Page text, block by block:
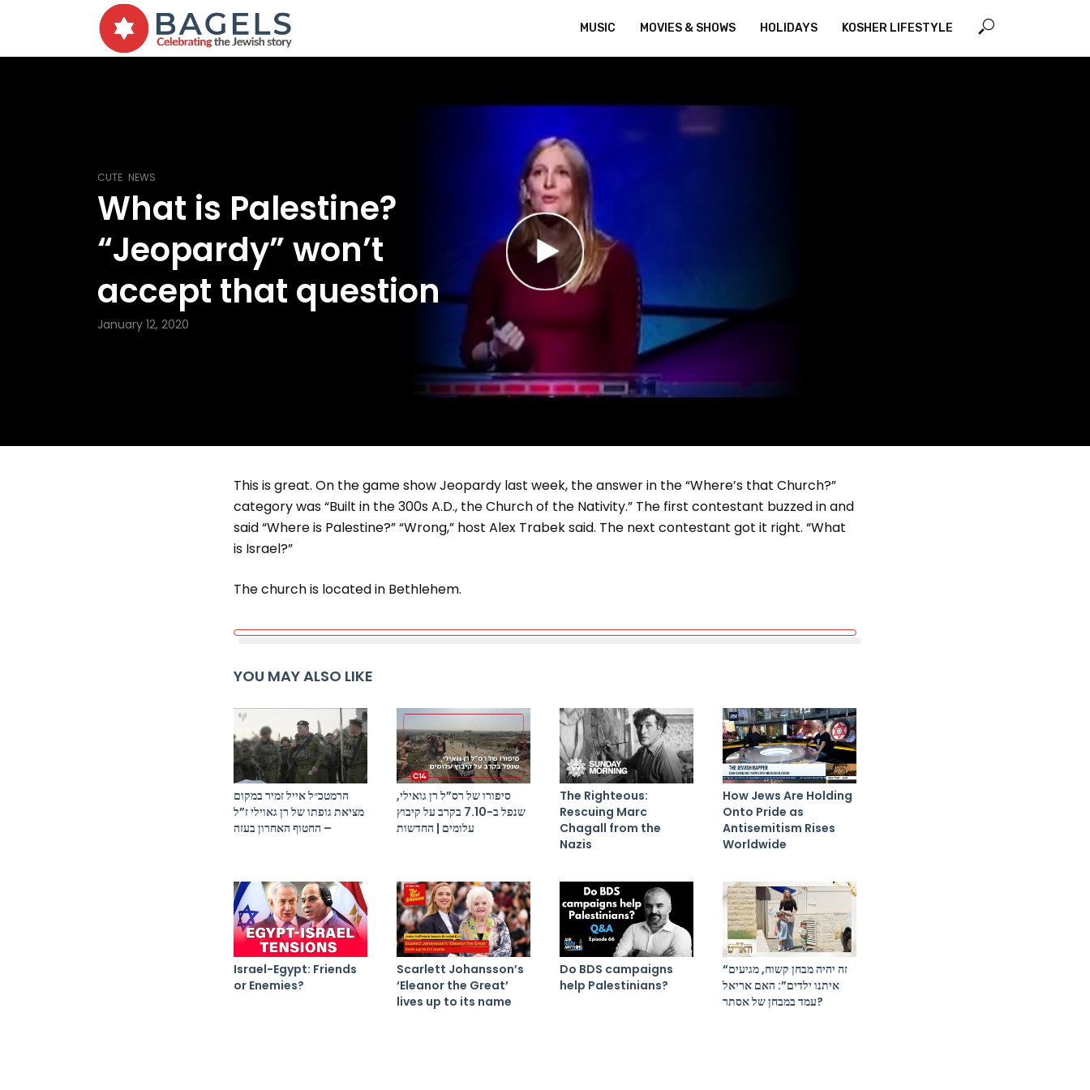
MUSIC MOVIES & SHOWS HOLIDAYS KOSHER LIFESTYLE
CUTE NEWS
What is Palestine?
“Jeopardy” won’t
accept that question
January 12, 2020
This is great. On the game show Jeopardy last week, the answer in the “Where’s that Church?”
category was “Built in the 300s A.D., the Church of the Nativity.” The first contestant buzzed in and
said “Where is Palestine?” “Wrong,” host Alex Trabek said. The next contestant got it right. “What
is Israel?”
The church is located in Bethlehem.
YOU MAY ALSO LIKE
הרמטכ״ל אייל זמיר במקום
מציאת גופתו של רן גאוילי ז”ל
– החטוף האחרון בעזה
סיפורו של רס”ל רן גואילי,
שנפל ב-7.10 בקרב על קיבוץ
עלומים | החדשות
The Righteous:
Rescuing Marc
Chagall from the
Nazis
How Jews Are Holding
Onto Pride as
Antisemitism Rises
Worldwide
Israel-Egypt: Friends
or Enemies?
Scarlett Johansson’s
‘Eleanor the Great’
lives up to its name
Do BDS campaigns
help Palestinians?
“זה יהיה מבחן קשוח, מגיעים
איתנו ילדים”: האם אריאל
עמד במבחן של אסתר?